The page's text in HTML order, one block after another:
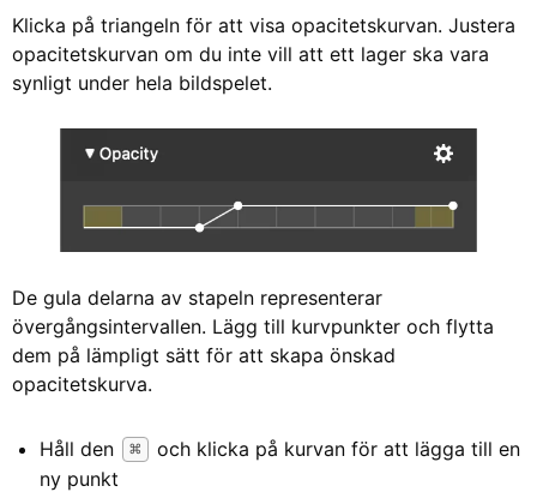
Klicka på triangeln för att visa opacitetskurvan. Justera
opacitetskurvan om du inte vill att ett lager ska vara
synligt under hela bildspelet.
De gula delarna av stapeln representerar
övergångsintervallen. Lägg till kurvpunkter och flytta
dem på lämpligt sätt för att skapa önskad
opacitetskurva.
Håll den ⌘
och klicka på kurvan för att lägga till en
ny punkt